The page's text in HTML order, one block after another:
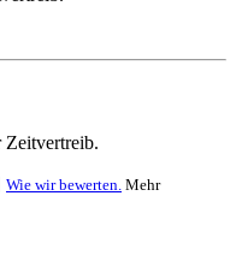
Zeitvertreib.
Wie wir bewerten. Mehr